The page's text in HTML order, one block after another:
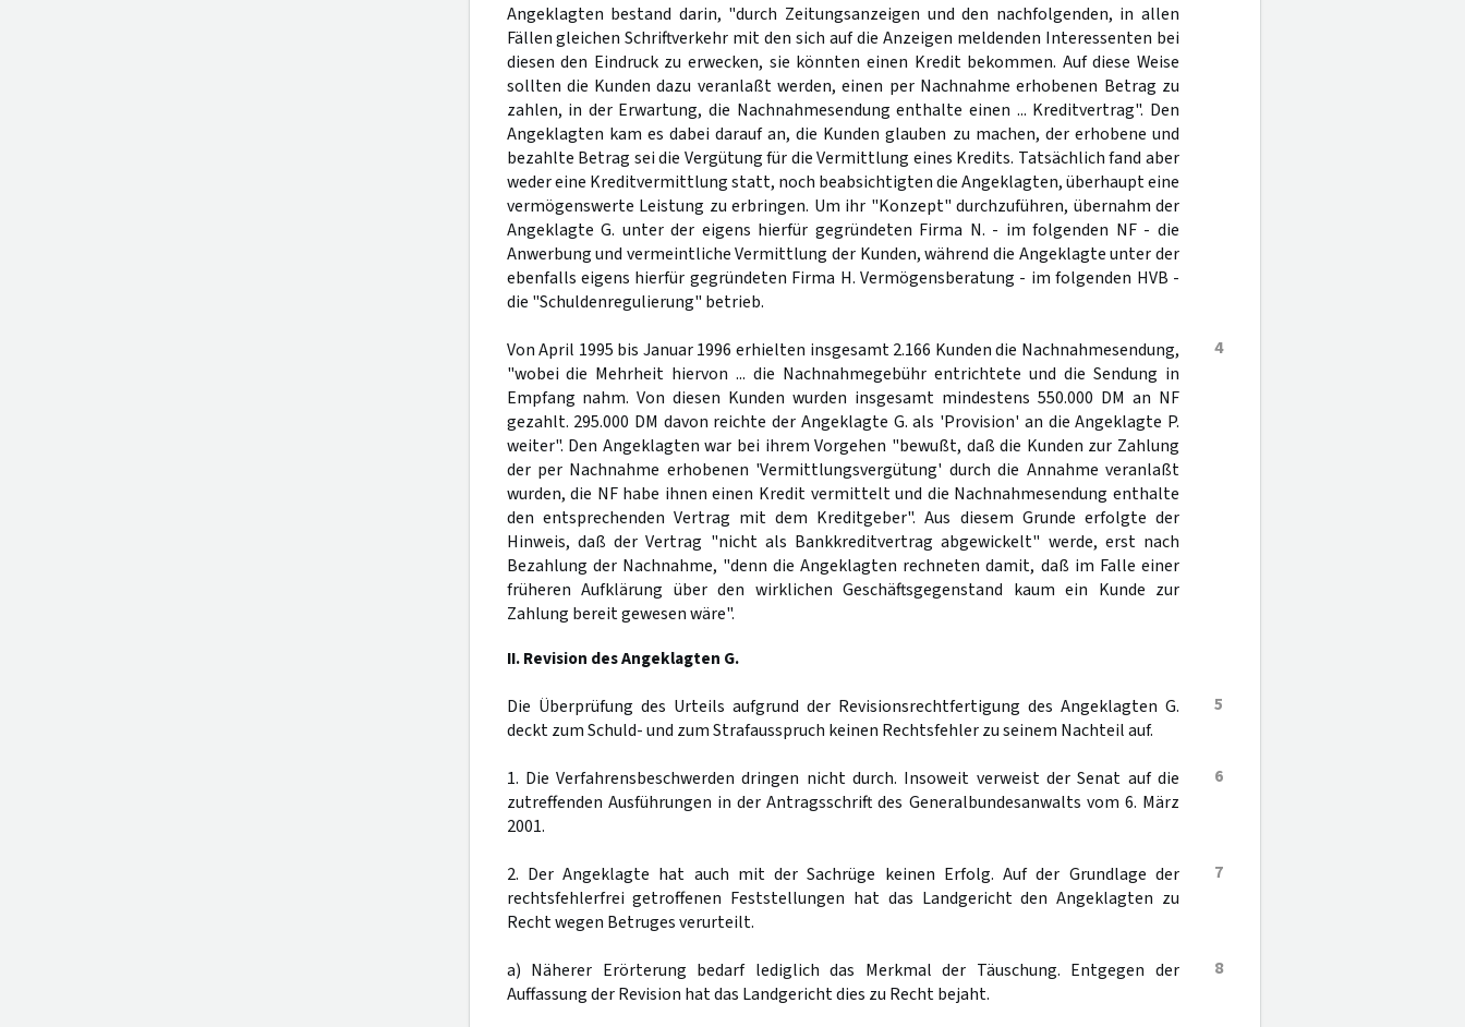
Angeklagten bestand darin, "durch Zeitungsanzeigen und den nachfolgenden, in allen
Fällen gleichen Schriftverkehr mit den sich auf die Anzeigen meldenden Interessenten bei
diesen den Eindruck zu erwecken, sie könnten einen Kredit bekommen. Auf diese Weise
sollten die Kunden dazu veranlaßt werden, einen per Nachnahme erhobenen Betrag zu
zahlen, in der Erwartung, die Nachnahmesendung enthalte einen ... Kreditvertrag". Den
Angeklagten kam es dabei darauf an, die Kunden glauben zu machen, der erhobene und
bezahlte Betrag sei die Vergütung für die Vermittlung eines Kredits. Tatsächlich fand aber
weder eine Kreditvermittlung statt, noch beabsichtigten die Angeklagten, überhaupt eine
vermögenswerte Leistung zu erbringen. Um ihr "Konzept" durchzuführen, übernahm der
Angeklagte G. unter der eigens hierfür gegründeten Firma N. - im folgenden NF - die
Anwerbung und vermeintliche Vermittlung der Kunden, während die Angeklagte unter der
ebenfalls eigens hierfür gegründeten Firma H. Vermögensberatung - im folgenden HVB -
die "Schuldenregulierung" betrieb.
4
Von April 1995 bis Januar 1996 erhielten insgesamt 2.166 Kunden die Nachnahmesendung,
"wobei die Mehrheit hiervon ... die Nachnahmegebühr entrichtete und die Sendung in
Empfang nahm. Von diesen Kunden wurden insgesamt mindestens 550.000 DM an NF
gezahlt. 295.000 DM davon reichte der Angeklagte G. als 'Provision' an die Angeklagte P.
weiter". Den Angeklagten war bei ihrem Vorgehen "bewußt, daß die Kunden zur Zahlung
der per Nachnahme erhobenen 'Vermittlungsvergütung' durch die Annahme veranlaßt
wurden, die NF habe ihnen einen Kredit vermittelt und die Nachnahmesendung enthalte
den entsprechenden Vertrag mit dem Kreditgeber". Aus diesem Grunde erfolgte der
Hinweis, daß der Vertrag "nicht als Bankkreditvertrag abgewickelt" werde, erst nach
Bezahlung der Nachnahme, "denn die Angeklagten rechneten damit, daß im Falle einer
früheren Aufklärung über den wirklichen Geschäftsgegenstand kaum ein Kunde zur
Zahlung bereit gewesen wäre".
II. Revision des Angeklagten G.
5
Die Überprüfung des Urteils aufgrund der Revisionsrechtfertigung des Angeklagten G.
deckt zum Schuld- und zum Strafausspruch keinen Rechtsfehler zu seinem Nachteil auf.
6
1. Die Verfahrensbeschwerden dringen nicht durch. Insoweit verweist der Senat auf die
zutreffenden Ausführungen in der Antragsschrift des Generalbundesanwalts vom 6. März
2001.
7
2. Der Angeklagte hat auch mit der Sachrüge keinen Erfolg. Auf der Grundlage der
rechtsfehlerfrei getroffenen Feststellungen hat das Landgericht den Angeklagten zu
Recht wegen Betruges verurteilt.
8
a) Näherer Erörterung bedarf lediglich das Merkmal der Täuschung. Entgegen der
Auffassung der Revision hat das Landgericht dies zu Recht bejaht.